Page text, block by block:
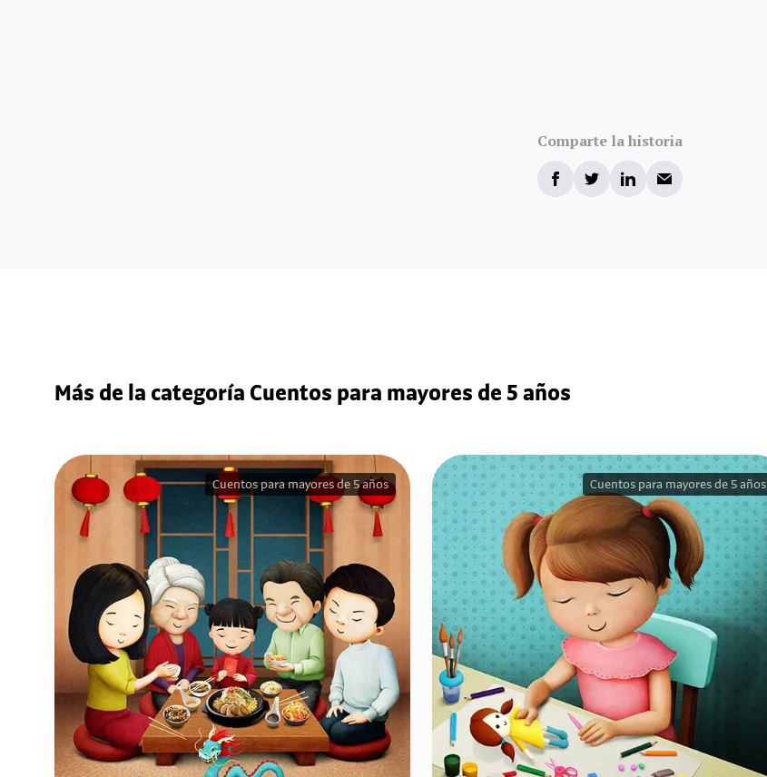
Comparte la historia
Más de la categoría Cuentos para mayores de 5 años
Cuentos para mayores de 5 años Cuentos para mayores de 5 años